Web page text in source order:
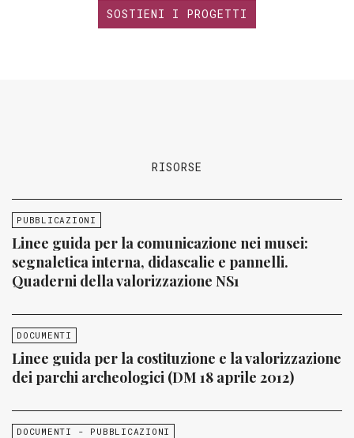
SOSTIENI I PROGETTI
RISORSE
PUBBLICAZIONI
Linee guida per la comunicazione nei musei:
segnaletica interna, didascalie e pannelli.
Quaderni della valorizzazione NS1
DOCUMENTI
Linee guida per la costituzione e la valorizzazione
dei parchi archeologici (DM 18 aprile 2012)
DOCUMENTI - PUBBLICAZIONI